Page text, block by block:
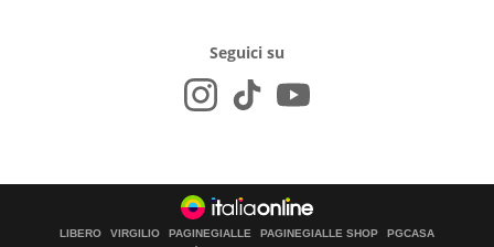
Seguici su
LIBERO VIRGILIO PAGINEGIALLE PAGINEGIALLE SHOP PGCASA